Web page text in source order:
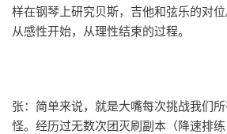
样在钢琴上研究贝斯，吉他和弦乐的对
从感性开始，从理性结束的过程。
张：简单来说，就是大嘴每次挑战我们
怪。经历过无数次团灭刷副本（降速排